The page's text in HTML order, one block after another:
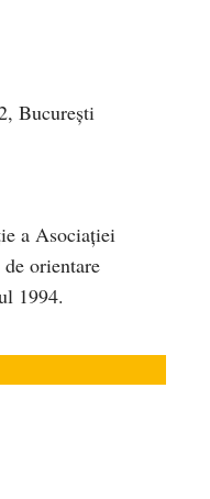
București
a Asociaţiei
orientare
1994.